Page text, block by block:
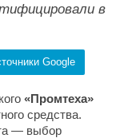
в
Google
«Промтеха»
средства.
— выбор